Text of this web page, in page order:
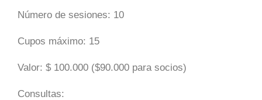
Número de sesiones: 10
Cupos máximo: 15
Valor: $ 100.000 ($90.000 para socios)
Consultas: